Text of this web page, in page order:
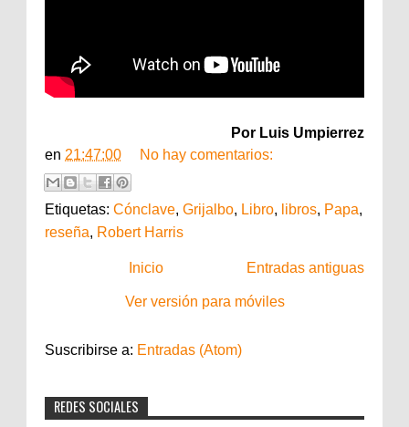
Por Luis Umpierrez
en 21:47:00 No hay comentarios:
Etiquetas: Cónclave, Grijalbo, Libro, libros, Papa,
reseña, Robert Harris
Entradas antiguas
Inicio
Ver versión para móviles
Suscribirse a: Entradas (Atom)
REDES SOCIALES